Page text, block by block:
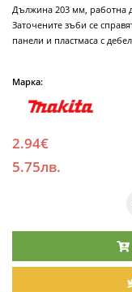
Дължина 203 мм, работна
Заточените зъби се
панели и пластмаса с
Марка:
2.94€
5.75лв.